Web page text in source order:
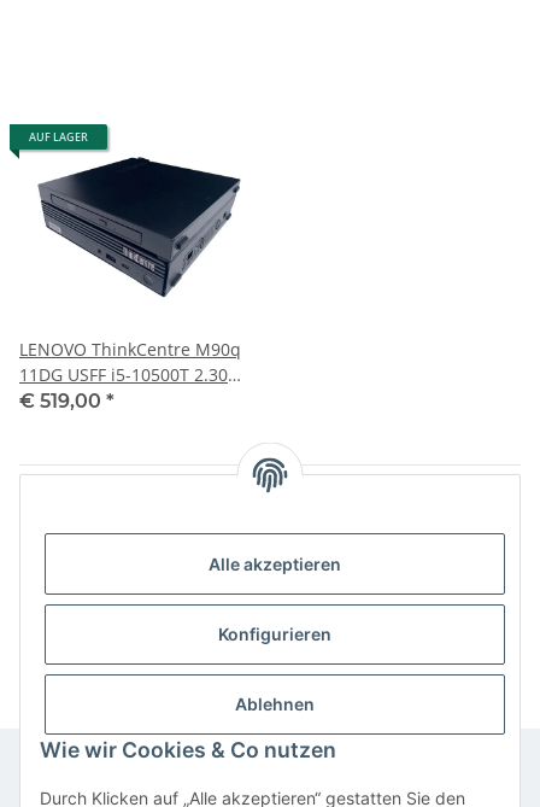
Alle akzeptieren
Konfigurieren
Ablehnen
Wie wir Cookies & Co nutzen
Durch Klicken auf „Alle akzeptieren“ gestatten Sie den
AUF LAGER
LENOVO ThinkCentre M90q
11DG USFF i5-10500T 2.30
GHz 16 GB RAM 256 GB SSD
€ 519,00 *
Artikel 1 - 3 von 3